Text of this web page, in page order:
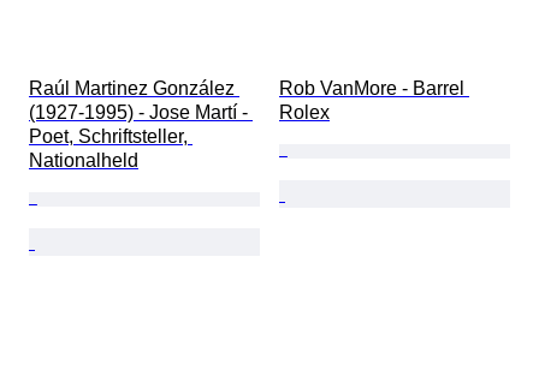
Raúl Martinez González
(1927-1995) - Jose Martí -
Poet, Schriftsteller,
Nationalheld
Rob VanMore - Barrel
Rolex